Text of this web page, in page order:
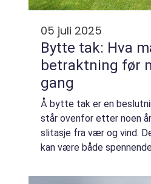
05 juli 2025
Bytte tak: Hva
betraktning før
gang
Å bytte tak er en
står ovenfor etter noen
slitasje fra vær og vind.
kan være både
l&...